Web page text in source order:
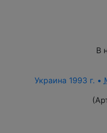
В
Украина 1993 г. •